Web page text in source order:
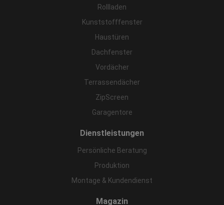
Rollladen
Kunststofffenster
Haustüren
Dachfenster
Vordächer
Terrassendächer
ZipScreen
Garagentore
Dienstleistungen
Persönliche Beratung
Produktion
Montage & Kundendienst
Magazin